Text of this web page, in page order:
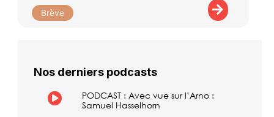
Brève
Nos derniers podcasts
PODCAST : Avec vue sur l’Arno :
Samuel Hasselhorn